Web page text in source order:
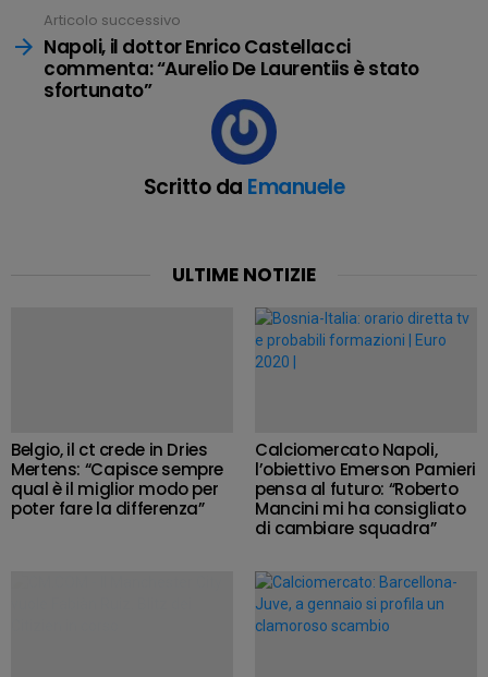
Articolo successivo
Napoli, il dottor Enrico Castellacci
commenta: “Aurelio De Laurentiis è stato
sfortunato”
Scritto da Emanuele
ULTIME NOTIZIE
Belgio, il ct crede in Dries
Mertens: “Capisce sempre
qual è il miglior modo per
poter fare la differenza”
Calciomercato Napoli,
l’obiettivo Emerson Pamieri
pensa al futuro: “Roberto
Mancini mi ha consigliato
di cambiare squadra”